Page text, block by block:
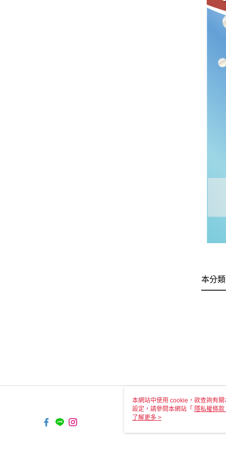
本分
本網站中使用 cookie，欲查詢有
設定，請參閱本網站「 隱私權條款
使用 cookie。
了解更多 >